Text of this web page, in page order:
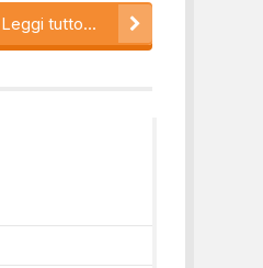
Leggi tutto...